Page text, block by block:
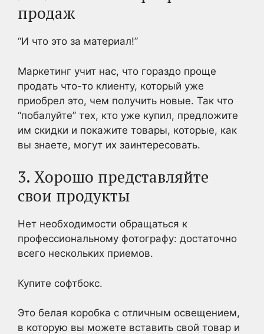
продаж
“И что это за материал!”
Маркетинг учит нас, что гораздо проще
продать что-то клиенту, который уже
приобрел это, чем получить новые. Так что
“побалуйте” тех, кто уже купил, предложите
им скидки и покажите товары, которые, как
вы знаете, могут их заинтересовать.
3. Хорошо представляйте
свои продукты
Нет необходимости обращаться к
профессиональному фотографу: достаточно
всего нескольких приемов.
Купите софтбокс.
Это белая коробка с отличным освещением,
в которую вы можете вставить свой товар и